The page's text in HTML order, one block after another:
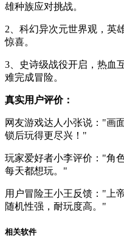
雄种族应对挑战。
2、科幻异次元世界观，英
惊喜。
3、史诗级战役开启，热血
难完成冒险。
真实用户评价：
网友游戏达人小张说："画
锁后玩得更尽兴！"
玩家爱好者小李评价："角
每天都想玩。"
用户冒险王小王反馈："上
随机性强，耐玩度高。"
相关软件